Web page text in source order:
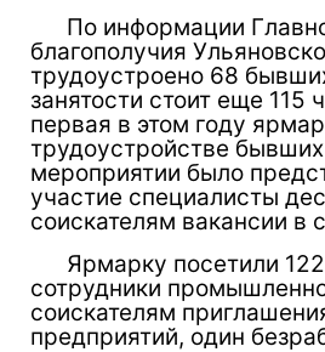
По информации
благополучия
трудоустроено 68
занятости стоит еще
первая в этом году
трудоустройстве бывших
мероприятии было
участие специалисты
соискателям вакансии в
Ярмарку посетили
сотрудники
соискателям
предприятий, один